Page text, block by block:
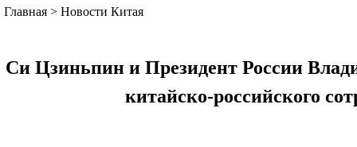
Главная > Новости Китая
Си Цзиньпин и Президент России
китайско-российского